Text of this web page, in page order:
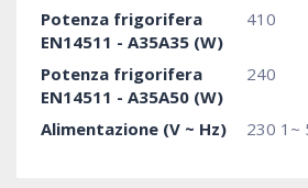
Potenza frigorifera
EN14511 - A35A35 (W)
410
Potenza frigorifera
EN14511 - A35A50 (W)
240
Alimentazione (V ~ Hz) 230 1~